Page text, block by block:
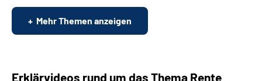
Mehr Themen anzeigen
Erklärvideos rund um das Thema Rente